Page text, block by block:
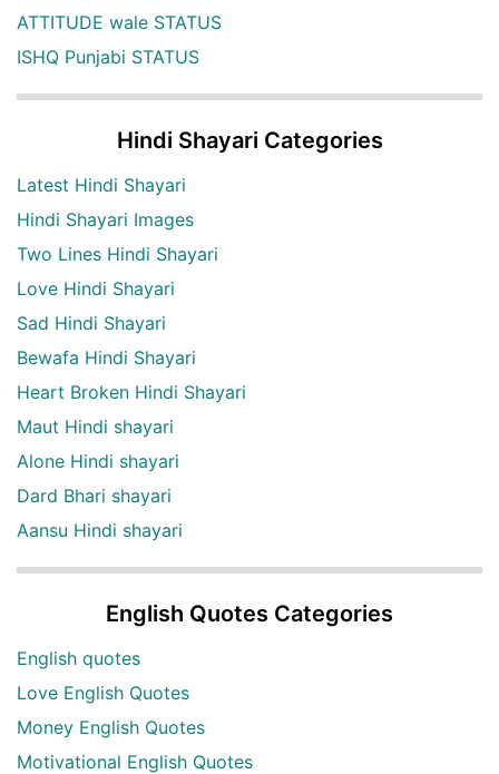
ATTITUDE wale STATUS
ISHQ Punjabi STATUS
Hindi Shayari Categories
Latest Hindi Shayari
Hindi Shayari Images
Two Lines Hindi Shayari
Love Hindi Shayari
Sad Hindi Shayari
Bewafa Hindi Shayari
Heart Broken Hindi Shayari
Maut Hindi shayari
Alone Hindi shayari
Dard Bhari shayari
Aansu Hindi shayari
English Quotes Categories
English quotes
Love English Quotes
Money English Quotes
Motivational English Quotes